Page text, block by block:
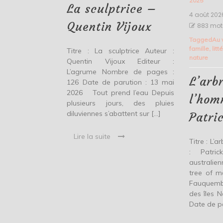
La sculptrice –
Quentin Vijoux
Titre : La sculptrice Auteur :
Quentin Vijoux Editeur :
L’agrume Nombre de pages :
126 Date de parution : 13 mai
2026 Tout prend l’eau Depuis
plusieurs jours, des pluies
diluviennes s’abattent sur […]
Lire la suite
4 août
883
TaggedAu
famille,
nature
Titre :
:
tree of
des îles
Date de